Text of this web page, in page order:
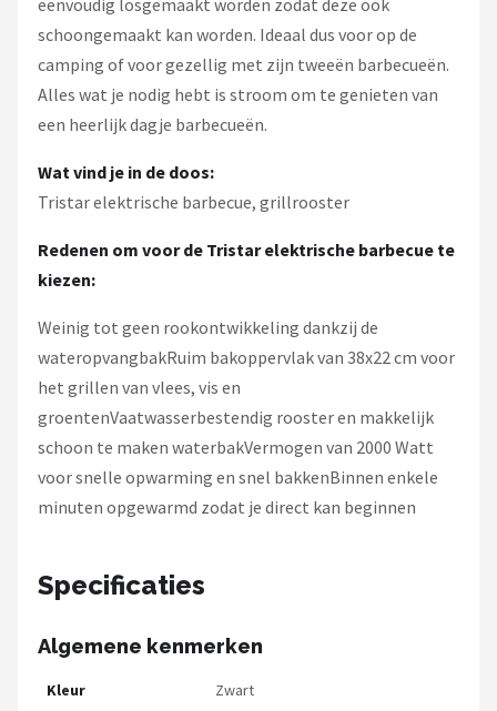
eenvoudig losgemaakt worden zodat deze ook
schoongemaakt kan worden. Ideaal dus voor op de
camping of voor gezellig met zijn tweeën barbecueën.
Alles wat je nodig hebt is stroom om te genieten van
een heerlijk dagje barbecueën.
Wat vind je in de doos:
Tristar elektrische barbecue, grillrooster
Redenen om voor de Tristar elektrische barbecue te
kiezen:
Weinig tot geen rookontwikkeling dankzij de
wateropvangbakRuim bakoppervlak van 38x22 cm voor
het grillen van vlees, vis en
groentenVaatwasserbestendig rooster en makkelijk
schoon te maken waterbakVermogen van 2000 Watt
voor snelle opwarming en snel bakkenBinnen enkele
minuten opgewarmd zodat je direct kan beginnen
Specificaties
Algemene kenmerken
Kleur Zwart